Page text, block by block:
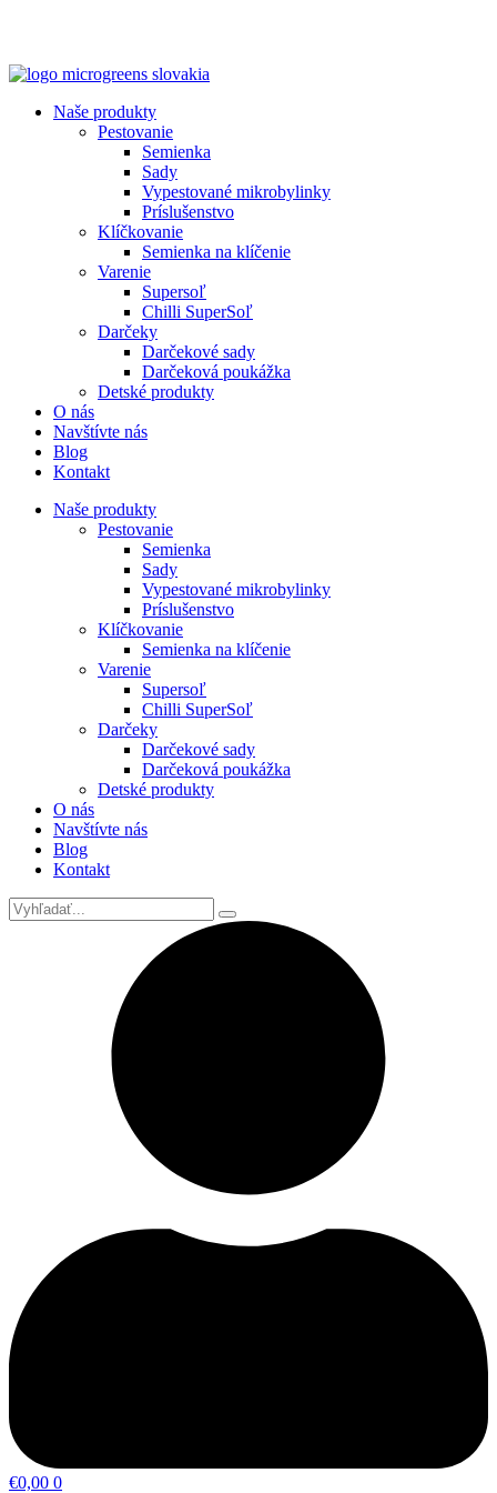
Naše produkty
Pestovanie
Semienka
Sady
Vypestované mikrobylinky
Príslušenstvo
Klíčkovanie
Semienka na klíčenie
Varenie
Supersoľ
Chilli SuperSoľ
Darčeky
Darčekové sady
Darčeková poukážka
Detské produkty
O nás
Navštívte nás
Blog
Kontakt
Naše produkty
Pestovanie
Semienka
Sady
Vypestované mikrobylinky
Príslušenstvo
Klíčkovanie
Semienka na klíčenie
Varenie
Supersoľ
Chilli SuperSoľ
Darčeky
Darčekové sady
Darčeková poukážka
Detské produkty
O nás
Navštívte nás
Blog
Kontakt
€0,00 0